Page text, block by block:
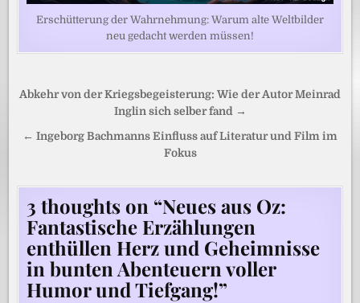
Erschütterung der Wahrnehmung: Warum alte Weltbilder
neu gedacht werden müssen!
Beitragsnavigation
Abkehr von der Kriegsbegeisterung: Wie der Autor Meinrad
Inglin sich selber fand →
← Ingeborg Bachmanns Einfluss auf Literatur und Film im
Fokus
3 thoughts on “Neues aus Oz:
Fantastische Erzählungen
enthüllen Herz und Geheimnisse
in bunten Abenteuern voller
Humor und Tiefgang!”